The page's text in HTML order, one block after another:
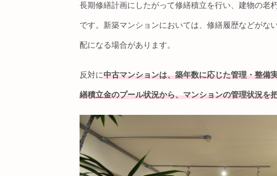
長期修繕計画にしたがって修繕積立を行い、建物の老
です。新築マンションにおいては、修繕履歴などがな
配になる場合があります。
反対に中古マンションは、築年数に応じた管理・整備
繕積立金のプール状況から、マンションの管理状況を